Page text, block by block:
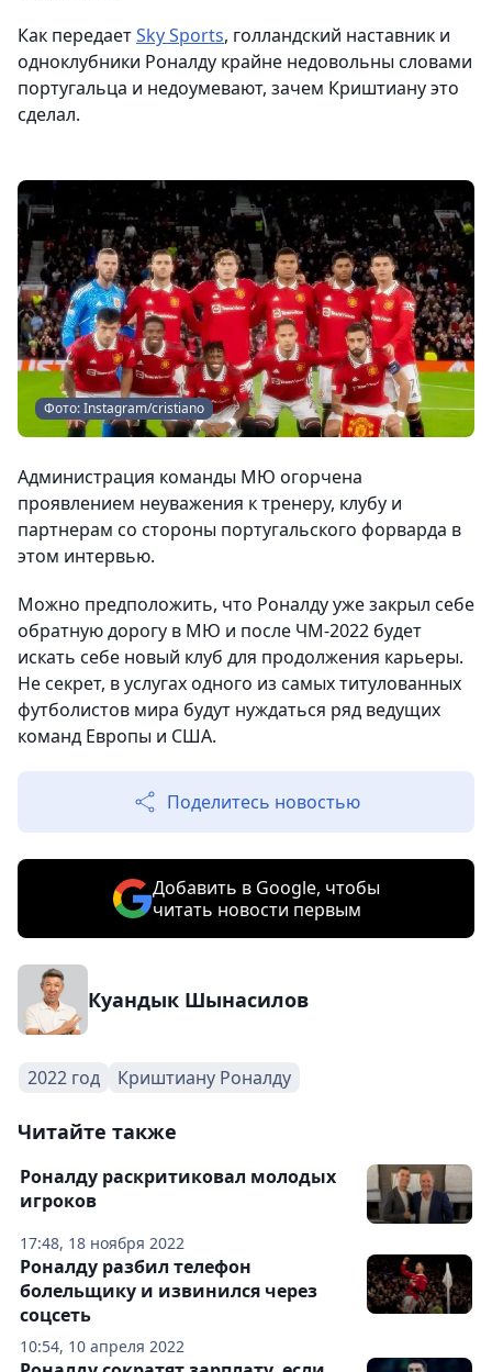
Как передаетSky Sports, голландский наставник и
одноклубники Роналду крайне недовольны словами
португальца и недоумевают, зачем Криштиану это
сделал.
Фото: Instagram/cristiano
Администрация команды МЮ огорчена
проявлением неуважения к тренеру, клубу и
партнерам со стороны португальского форварда в
этом интервью.
Можно предположить, что Роналду уже закрыл себе
обратную дорогу в МЮ и после ЧМ-2022 будет
искать себе новый клуб для продолжения карьеры.
Не секрет, в услугах одного из самых титулованных
футболистов мира будут нуждаться ряд ведущих
команд Европы и США.
Поделитесь новостью
Добавить в Google, чтобы
читать новости первым
Куандык Шынасилов
2022 год Криштиану Роналду
Читайте также
17:48, 18 ноября 2022
Роналду раскритиковал молодых
игроков
10:54, 10 апреля 2022
Роналду разбил телефон
болельщику и извинился через
соцсеть